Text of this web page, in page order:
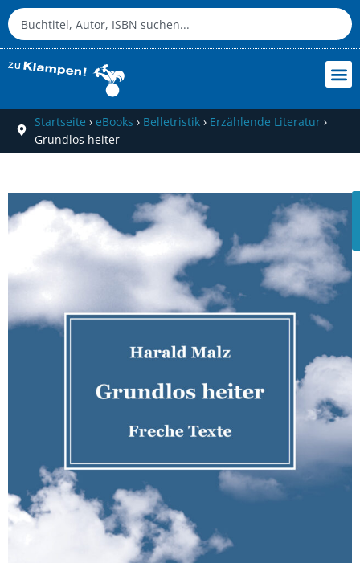
Startseite › eBooks › Belletristik› Erzählende Literatur›
Grundlos heiter